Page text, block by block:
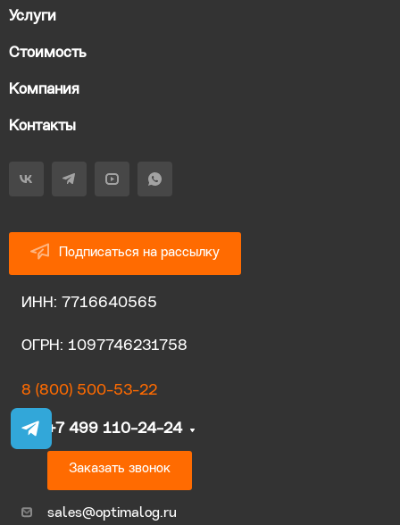
Услуги
Стоимость
Компания
Контакты
Подписаться на рассылку
ИНН: 7716640565
ОГРН: 1097746231758
8 (800) 500-53-22
+7 499 110-24-24
Заказать звонок
sales@optimalog.ru